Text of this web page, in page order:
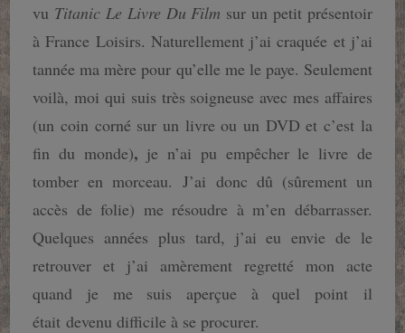
vu Titanic Le Livre Du Film sur un petit présentoir
à France Loisirs. Naturellement j’ai craquée et j’ai
tannée ma mère pour qu’elle me le paye. Seulement
voilà, moi qui suis très soigneuse avec mes affaires
(un coin corné sur un livre ou un DVD et c’est la
fin du monde), je n’ai pu empêcher le livre de
tomber en morceau. J’ai donc dû (sûrement un
accès de folie) me résoudre à m’en débarrasser.
Quelques années plus tard, j’ai eu envie de le
retrouver et j’ai amèrement regretté mon acte
quand je me suis aperçue à quel point il
était devenu difficile à se procurer.